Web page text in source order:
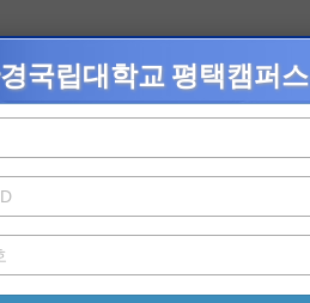
국립대학교 평택캠퍼스